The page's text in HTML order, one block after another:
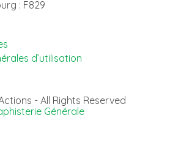
: F829
d’utilisation
- All Rights Reserved
Générale